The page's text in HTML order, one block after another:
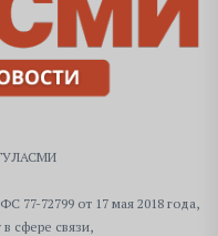
77-72799 от 17 мая 2018 года,
сфере связи,